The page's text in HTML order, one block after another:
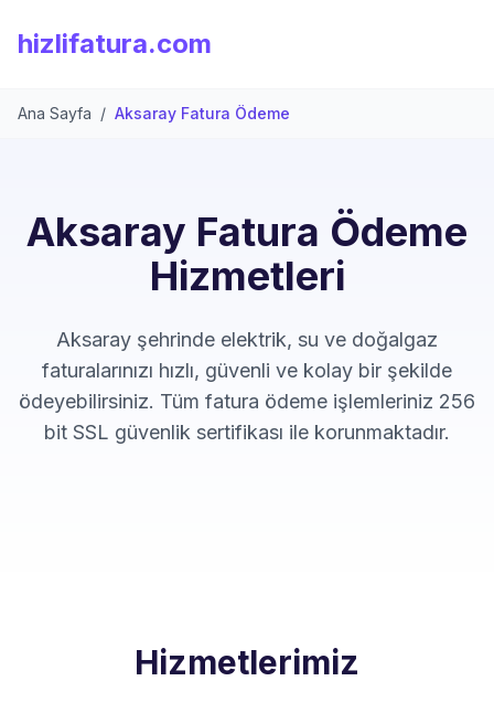
hizlifatura.com
Ana Sayfa / Aksaray Fatura Ödeme
Aksaray Fatura Ödeme
Hizmetleri
Aksaray şehrinde elektrik, su ve doğalgaz
faturalarınızı hızlı, güvenli ve kolay bir şekilde
ödeyebilirsiniz. Tüm fatura ödeme işlemleriniz 256
bit SSL güvenlik sertifikası ile korunmaktadır.
Hizmetlerimiz